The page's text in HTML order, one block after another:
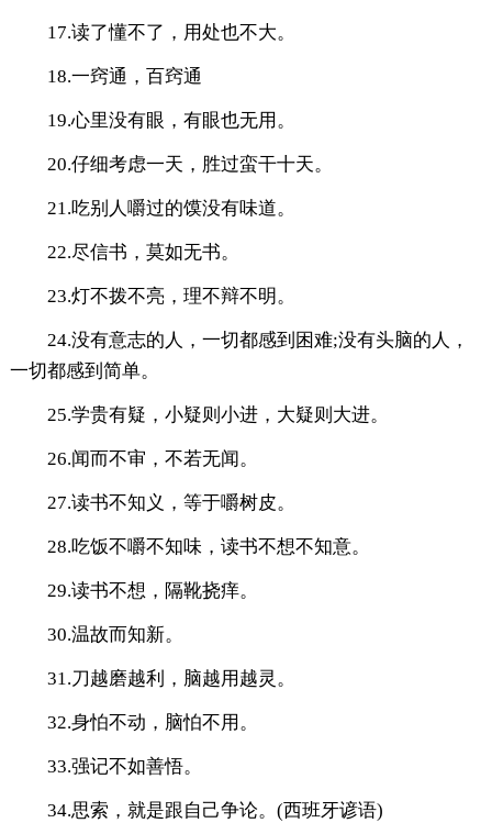
17.读了懂不了，用处也不大。
18.一窍通，百窍通
19.心里没有眼，有眼也无用。
20.仔细考虑一天，胜过蛮干十天。
21.吃别人嚼过的馍没有味道。
22.尽信书，莫如无书。
23.灯不拨不亮，理不辩不明。
24.没有意志的人，一切都感到困难;没有头脑的人，
一切都感到简单。
25.学贵有疑，小疑则小进，大疑则大进。
26.闻而不审，不若无闻。
27.读书不知义，等于嚼树皮。
28.吃饭不嚼不知味，读书不想不知意。
29.读书不想，隔靴挠痒。
30.温故而知新。
31.刀越磨越利，脑越用越灵。
32.身怕不动，脑怕不用。
33.强记不如善悟。
34.思索，就是跟自己争论。(西班牙谚语)